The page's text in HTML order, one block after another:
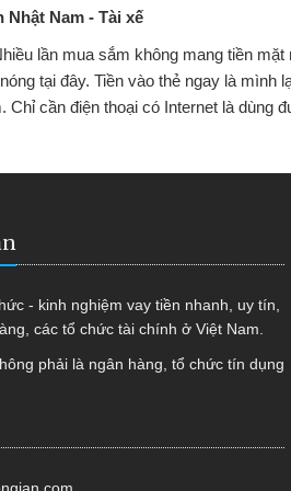
Tôi kinh doanh buôn bán
hàng, nhờ biết đến website
quyết được công việc của
- kinh nghiệm vay tiền nhanh, uy tín,
các tổ chức tài chính ở Việt Nam.
phải là ngân hàng, tổ chức tín dụng